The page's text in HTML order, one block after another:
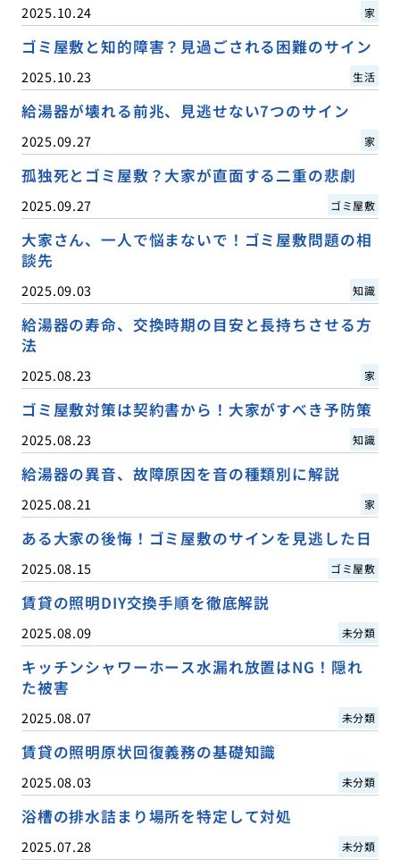
2025.10.24 家
ゴミ屋敷と知的障害？見過ごされる困難のサイン
2025.10.23 生活
給湯器が壊れる前兆、見逃せない7つのサイン
2025.09.27 家
孤独死とゴミ屋敷？大家が直面する二重の悲劇
2025.09.27 ゴミ屋敷
大家さん、一人で悩まないで！ゴミ屋敷問題の相
談先
2025.09.03 知識
給湯器の寿命、交換時期の目安と長持ちさせる方
法
2025.08.23 家
ゴミ屋敷対策は契約書から！大家がすべき予防策
2025.08.23 知識
給湯器の異音、故障原因を音の種類別に解説
2025.08.21 家
ある大家の後悔！ゴミ屋敷のサインを見逃した日
2025.08.15 ゴミ屋敷
賃貸の照明DIY交換手順を徹底解説
2025.08.09 未分類
キッチンシャワーホース水漏れ放置はNG！隠れ
た被害
2025.08.07 未分類
賃貸の照明原状回復義務の基礎知識
2025.08.03 未分類
浴槽の排水詰まり場所を特定して対処
2025.07.28 未分類